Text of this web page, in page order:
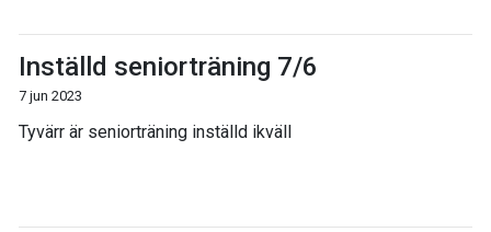
Inställd seniorträning 7/6
7 jun 2023
Tyvärr är seniorträning inställd ikväll